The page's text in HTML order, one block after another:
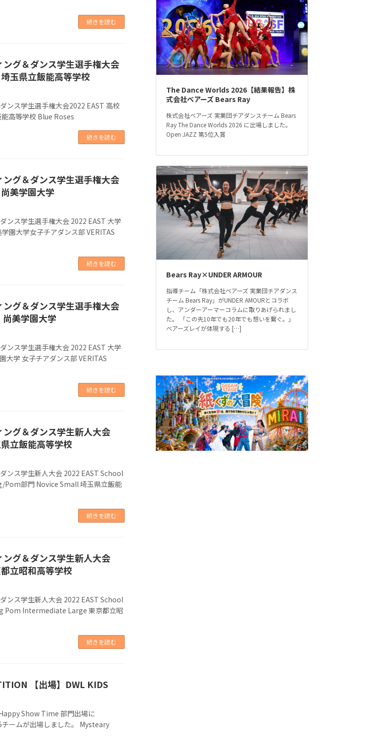
続きを読む
グ＆ダンス学生選手権大会
玉県立飯能高等学校
ンス学生選手権大会2022 EAST 高校
高等学校 Blue Roses
続きを読む
グ＆ダンス学生選手権大会
美学園大学
ンス学生選手権大会 2022 EAST 大学
園大学女子チアダンス部 VERITAS
続きを読む
グ＆ダンス学生選手権大会
美学園大学
ンス学生選手権大会 2022 EAST 大学
大学 女子チアダンス部 VERITAS
続きを読む
グ＆ダンス学生新人大会
立飯能高等学校
ンス学生新人大会 2022 EAST School
Pom部門 Novice Small 埼玉県立飯能
続きを読む
グ＆ダンス学生新人大会
立昭和高等学校
ンス学生新人大会 2022 EAST School
Pom Intermediate Large 東京都立昭
続きを読む
【出場】DWL KIDS
Show Time 部門出場に
チームが出場しました。 Mysteary
The Dance Worlds 2026【結果報告】株
式会社ベアーズ Bears Ray
株式会社ベアーズ 実業団チアダンスチーム Bears
Ray The Dance Worlds 2026 に出場しました。
Open JAZZ 第5位入賞
Bears Ray×UNDER ARMOUR
指導チーム「株式会社ベアーズ 実業団チアダンス
チーム Bears Ray」がUNDER AMOURとコラボ
し、アンダーアーマーコラムに取りあげられまし
た。 「この先10年でも20年でも想いを繋ぐ。」
ベアーズレイが体現する […]